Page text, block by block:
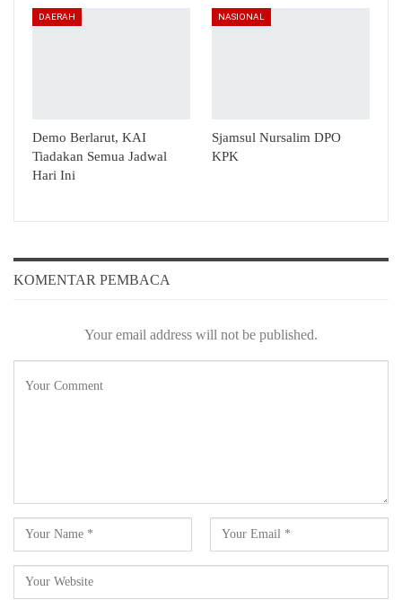
DAERAH
Demo Berlarut, KAI
Tiadakan Semua Jadwal
Hari Ini
NASIONAL
Sjamsul Nursalim DPO
KPK
KOMENTAR PEMBACA
Your email address will not be published.